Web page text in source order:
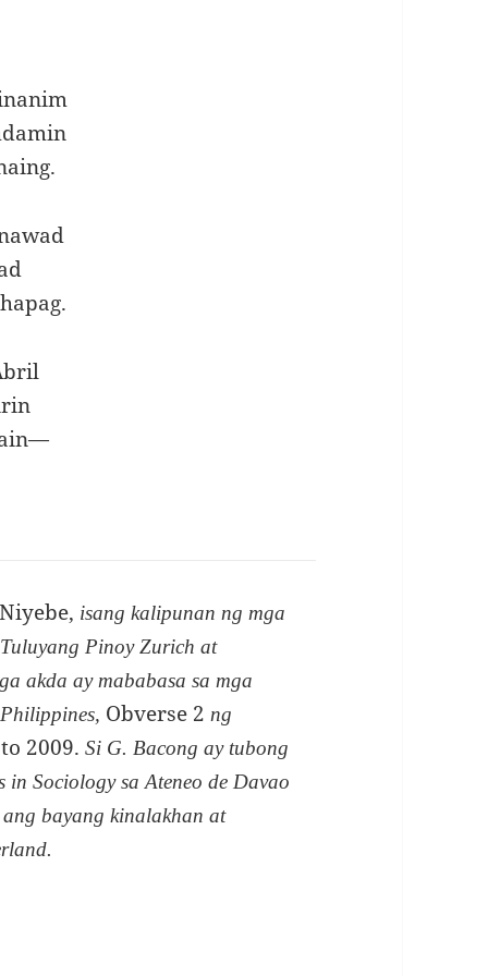
isang kalipunan ng mga
Pinoy Zurich at
akda ay mababasa sa mga
Obverse 2ng
2009.Si G. Bacong ay tubong
Sociology sa Ateneo de Davao
bayang kinalakhan at